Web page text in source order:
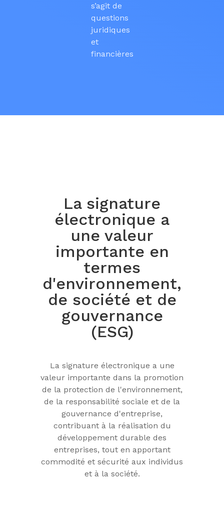
s’agit de
questions
juridiques
et
financières
La signature
électronique a
une valeur
importante en
termes
d'environnement,
de société et de
gouvernance
(ESG)
La signature électronique a une
valeur importante dans la promotion
de la protection de l'environnement,
de la responsabilité sociale et de la
gouvernance d'entreprise,
contribuant à la réalisation du
développement durable des
entreprises, tout en apportant
commodité et sécurité aux individus
et à la société.